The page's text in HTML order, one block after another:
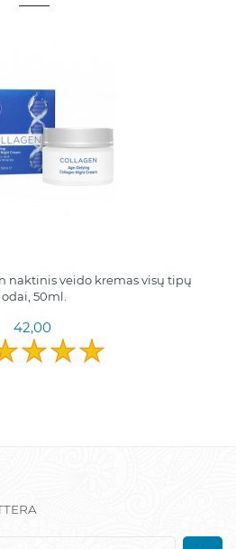
naktinis veido kremas visų tipų
odai, 50ml.
42,00